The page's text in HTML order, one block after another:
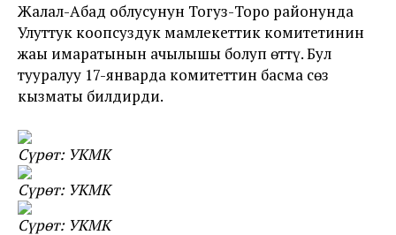
Жалал-Абад облусунун Тогуз-Торо районунда
Улуттук коопсуздук мамлекеттик комитетинин
жаңы имаратынын ачылышы болуп өттү. Бул
тууралуу 17-январда комитеттин басма сөз
кызматы билдирди.
Сүрөт: УКМК
Сүрөт: УКМК
Сүрөт: УКМК